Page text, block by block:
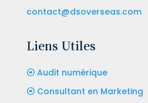
contact@dsoverseas.com
Liens Utiles
Audit numérique
Consultant en Marketing